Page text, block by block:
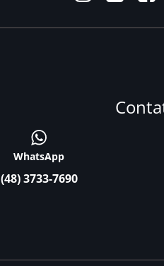
WhatsApp
(48) 3733-7690